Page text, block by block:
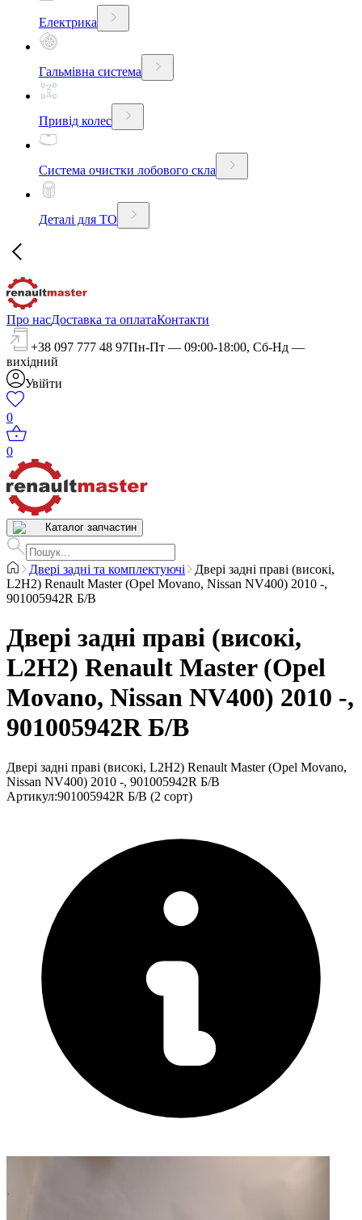
Електрика
Гальмівна система
Привід колес
Система очистки лобового скла
Деталі для ТО
Про насДоставка та оплатаКонтакти
+38 097 777 48 97Пн-Пт — 09:00-18:00, Сб-Нд —
вихідний
Увійти
0
0
Каталог запчастин
Двері задні та комплектуючі
Двері задні праві (високі,
L2H2) Renault Master (Opel Movano, Nissan NV400) 2010 -,
901005942R Б/В
Двері задні праві (високі,
L2H2) Renault Master (Opel
Movano, Nissan NV400) 2010 -,
901005942R Б/В
Двері задні праві (високі, L2H2) Renault Master (Opel Movano,
Nissan NV400) 2010 -, 901005942R Б/В
Артикул:901005942R Б/В (2 сорт)